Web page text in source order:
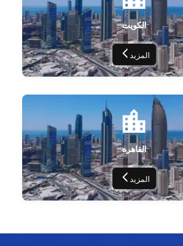
الكويت
المزيد
القاهره
المزيد